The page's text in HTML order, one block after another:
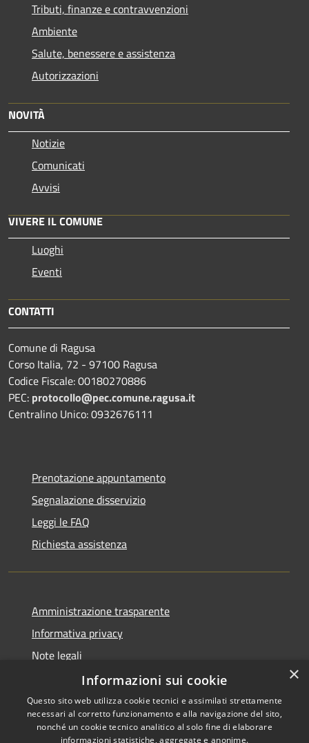
Tributi, finanze e contravvenzioni
Ambiente
Salute, benessere e assistenza
Autorizzazioni
NOVITÀ
Notizie
Comunicati
Avvisi
VIVERE IL COMUNE
Luoghi
Eventi
CONTATTI
Comune di Ragusa
Corso Italia, 72 - 97100 Ragusa
Codice Fiscale: 00180270886
PEC: protocollo@pec.comune.ragusa.it
Centralino Unico: 0932676111
Prenotazione appuntamento
Segnalazione disservizio
Leggi le FAQ
Richiesta assistenza
Amministrazione trasparente
Informativa privacy
Note legali
Dichiarazione di accessibilità
×
Informazioni sui cookie
Questo sito web utilizza cookie tecnici e assimilati strettamente
necessari al corretto funzionamento e alla navigazione del sito,
nonché un cookie tecnico analitico al solo fine di elaborare
informazioni statistiche, aggregate e anonime.